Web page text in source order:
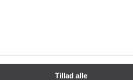
Tillad alle